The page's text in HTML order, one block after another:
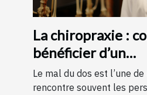
La chiropraxie :
bénéficier d’un
remboursement ?
Le mal du dos est l’une
rencontre souvent les